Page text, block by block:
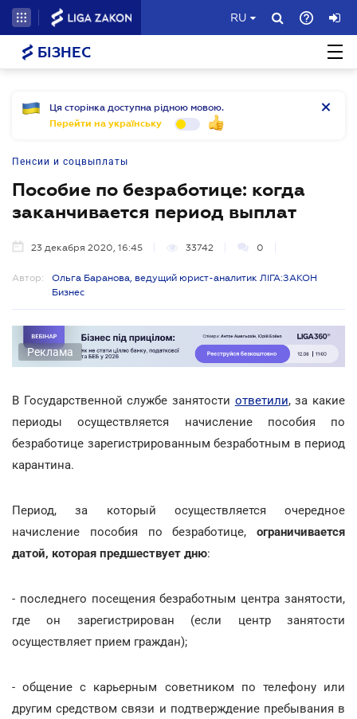
RU
БІЗНЕС
Ця сторінка доступна рідною мовою.
Перейти на українську
Пенсии и соцвыплаты
Пособие по безработице: когда
заканчивается период выплат
23 декабря 2020, 16:45 33742 0
Автор:
Ольга Баранова, ведущий юрист-аналитик ЛІГА:ЗАКОН
Бизнес
Реклама
В Государственной службе занятости ответили, за какие
периоды осуществляется начисление пособия по
безработице зарегистрированным безработным в период
карантина.
Период, за который осуществляется очередное
начисление пособия по безработице, ограничивается
датой, которая предшествует дню:
- последнего посещения безработным центра занятости,
где он зарегистрирован (если центр занятости
осуществляет прием граждан);
- общение с карьерным советником по телефону или
другим средством связи и подтверждение пребывания в